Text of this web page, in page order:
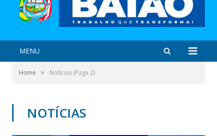
MENU
Home » Notícias (Page 2)
NOTÍCIAS